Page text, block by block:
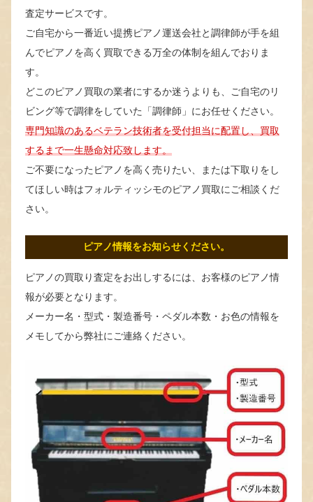
査定サービスです。
ご自宅から一番近い提携ピアノ運送会社と調律師が手を組
んでピアノを高く買取できる万全の体制を組んでおりま
す。
どこのピアノ買取の業者にするか迷うよりも、ご自宅のリ
ビング等で調律をしていた「調律師」にお任せください。
専門知識のあるベテラン技術者を受付担当に配置し、買取
するまで一生懸命対応致します。
ご不要になったピアノを高く売りたい、または下取りをし
てほしい時はフォルティッシモのピアノ買取にご相談くだ
さい。
ピアノ情報をお知らせください。
ピアノの買取り査定をお出しするには、お客様のピアノ情
報が必要となります。
メーカー名・型式・製造番号・ペダル本数・お色の情報を
メモしてから弊社にご連絡ください。